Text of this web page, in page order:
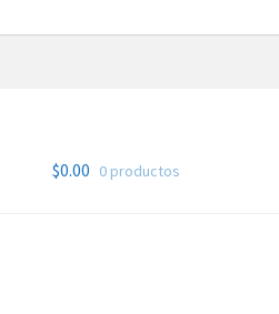
$0.00 0 productos